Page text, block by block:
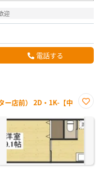
迎
電話する
ー店前） 2D・1K-【中
に入
り登
録